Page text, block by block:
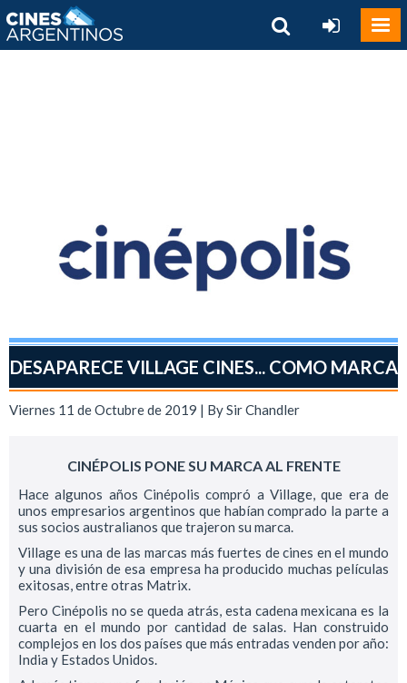
DESAPARECE VILLAGE CINES... COMO MARCA
Viernes 11 de Octubre de 2019 | BySir Chandler
CINÉPOLIS PONE SU MARCA AL FRENTE
Hace algunos años Cinépolis compró a Village, que era de
unos empresarios argentinos que habían comprado la parte a
sus socios australianos que trajeron su marca.
Village es una de las marcas más fuertes de cines en el mundo
y una división de esa empresa ha producido muchas películas
exitosas, entre otras Matrix.
Pero Cinépolis no se queda atrás, esta cadena mexicana es la
cuarta en el mundo por cantidad de salas. Han construido
complejos en los dos países que más entradas venden por año:
India y Estados Unidos.